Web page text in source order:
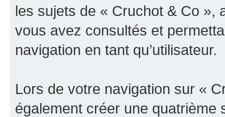
les sujets de « Cruchot & Co »,
vous avez consultés et
navigation en tant qu’utilisateur.
Lors de votre navigation sur «
également créer une